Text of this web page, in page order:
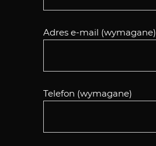
Adres e-mail (wymagane)
Telefon (wymagane)